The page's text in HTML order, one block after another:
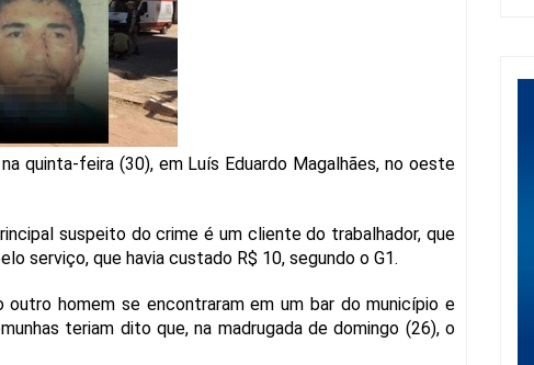
quinta-feira (30), em Luís Eduardo Magalhães, no oeste
suspeito do crime é um cliente do trabalhador, que
serviço, que havia custado R$ 10, segundo o G1.
homem se encontraram em um bar do município e
teriam dito que, na madrugada de domingo (26), o